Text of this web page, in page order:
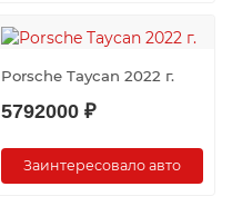
Porsche Taycan 2022 г.
5792000 ₽
Заинтересовало авто